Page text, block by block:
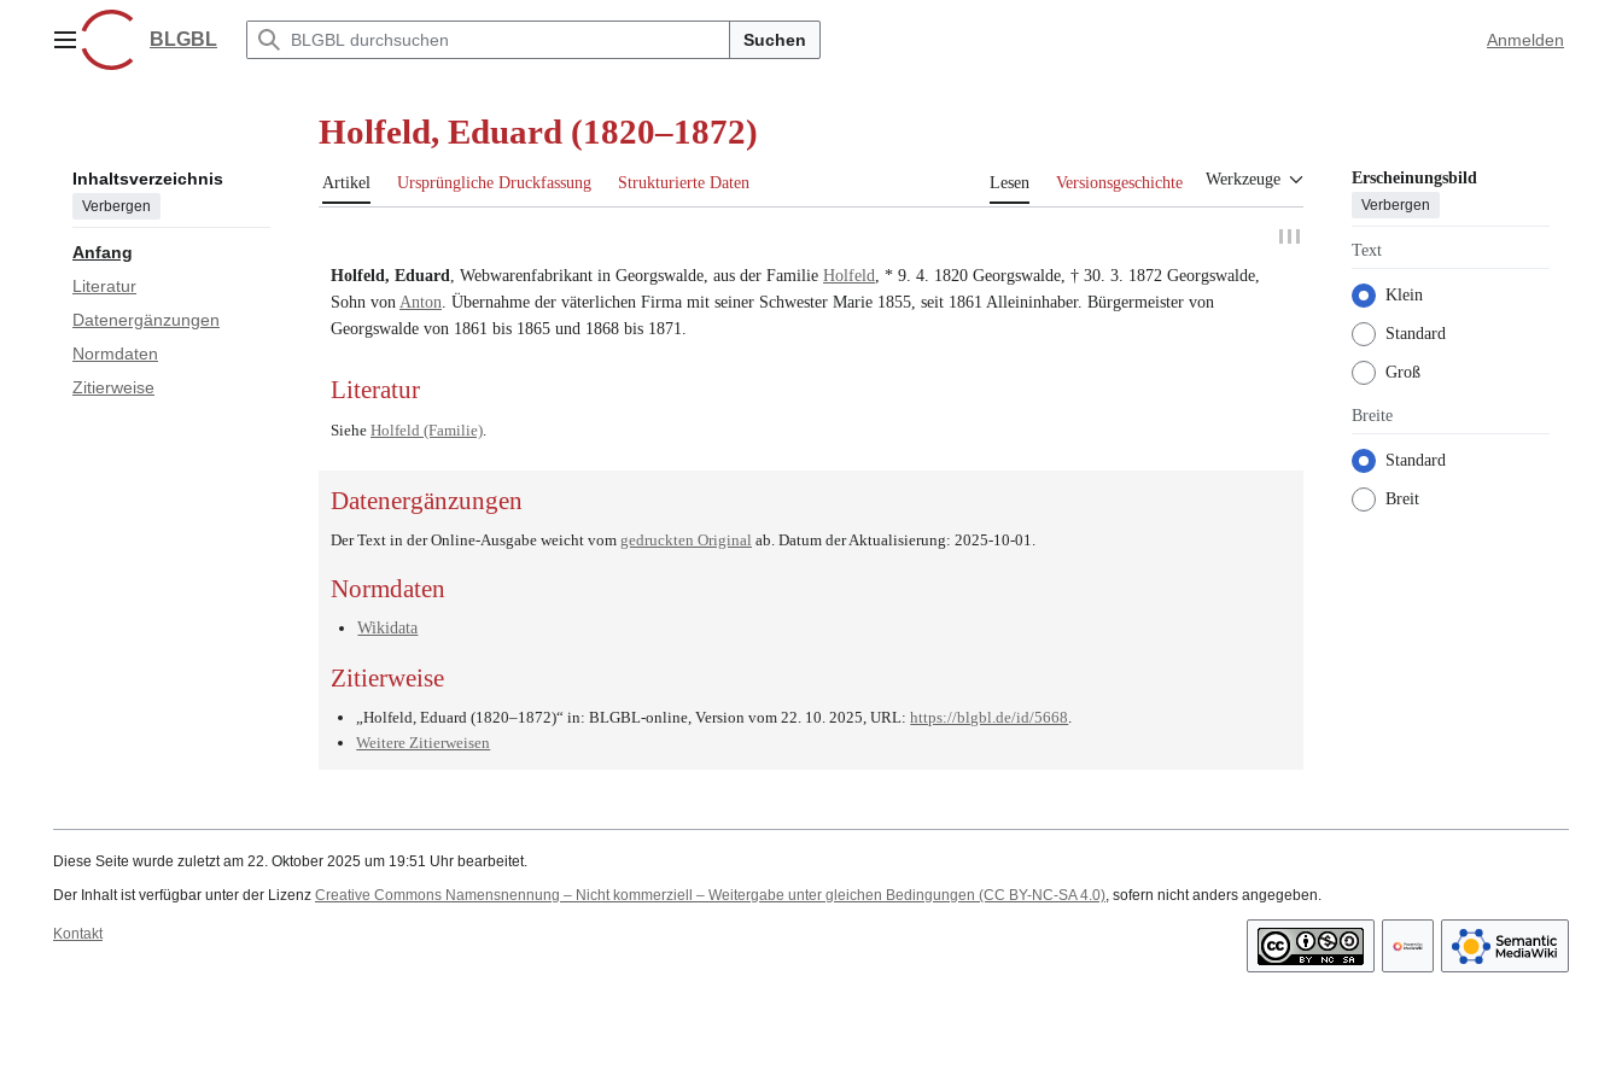
springenHauptmenüBLGBL Suchen Anmelden
Inhaltsverzeichnis
Verbergen
Anfang
Literatur
Datenergänzungen
Normdaten
Zitierweise
Holfeld, Eduard (1820–1872)
Artikel Ursprüngliche Druckfassung Strukturierte Daten Lesen Versionsgeschichte Werkzeuge Erscheinungsbild
Verbergen
Text
Klein
Standard
Groß
Breite
Standard
Breit
Holfeld, Eduard, Webwarenfabrikant in Georgswalde, aus der Familie Holfeld, * 9. 4. 1820 Georgswalde, † 30. 3. 1872 Georgswalde,
Sohn von Anton. Übernahme der väterlichen Firma mit seiner Schwester Marie 1855, seit 1861 Alleininhaber. Bürgermeister von
Georgswalde von 1861 bis 1865 und 1868 bis 1871.
Literatur
Siehe Holfeld (Familie)
Datenergänzungen
Der Text in der Online-Ausgabe weicht vom gedruckten Original ab. Datum der Aktualisierung: 2025-10-01.
Normdaten
Wikidata
Zitierweise
„Holfeld, Eduard (1820–1872)“ in: BLGBL-online, Version vom 22. 10. 2025, URL:https://blgbl.de/id/5668
Weitere Zitierweisen
Diese Seite wurde zuletzt am 22. Oktober 2025 um 19:51 Uhr bearbeitet.
Der Inhalt ist verfügbar unter der Lizenz Creative Commons Namensnennung – Nicht kommerziell – Weitergabe unter gleichen Bedingungen (CC BY-NC-SA 4.0), sofern nicht anders angegeben.
Kontakt